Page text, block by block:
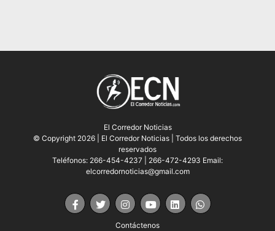
El Corredor Noticias
© Copyright 2026 | El Corredor Noticias | Todos los derechos
reservados
Teléfonos: 266-454-4237 | 266-472-4293 Email:
elcorredornoticias@gmail.com
Contáctenos